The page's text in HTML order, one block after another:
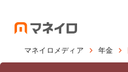
マネイロメディア 年金